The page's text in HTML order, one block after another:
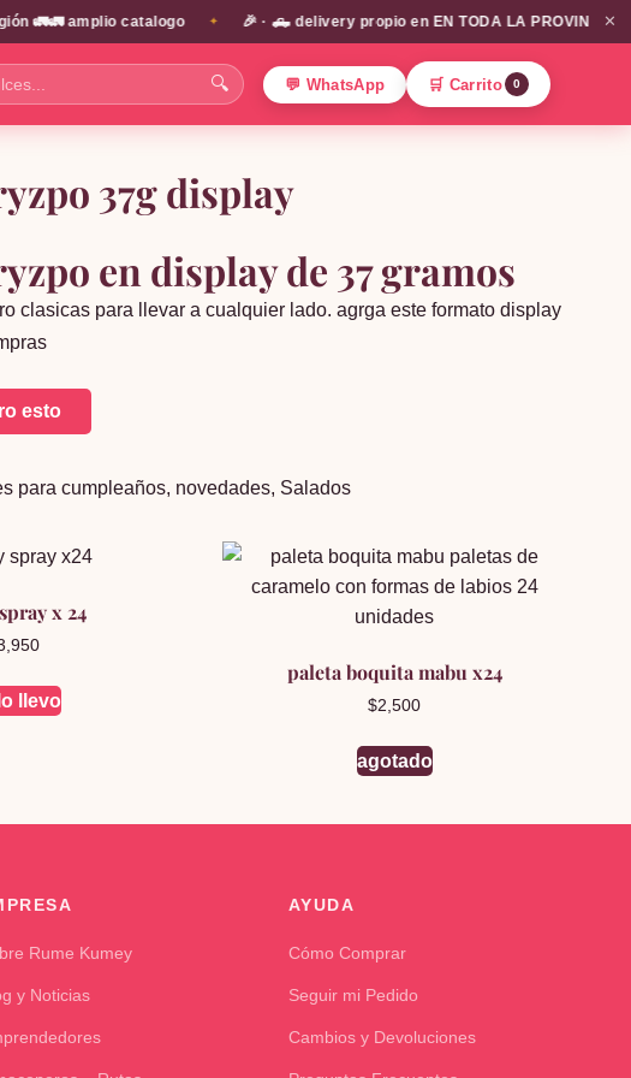
🚛🚛 amplio catalogo ✦ 🎉 · 🛻 delivery propio en EN TODA LA PROVINCIA ✕
🔍 💬 WhatsApp 🛒 Carrito 0
37g display
en display de 37 gramos
clasicas para llevar a cualquier lado. agrga este formato display
esto
para cumpleaños, novedades, Salados
x 24
llevo
paleta boquita mabu x24
$2,500
agotado
Rume Kumey
y Noticias
AYUDA
Cómo Comprar
Seguir mi Pedido
Cambios y Devoluciones